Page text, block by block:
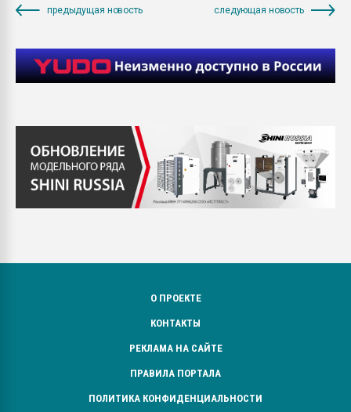
предыдущая новость следующая новость
О ПРОЕКТЕ
КОНТАКТЫ
РЕКЛАМА НА САЙТЕ
ПРАВИЛА ПОРТАЛА
ПОЛИТИКА КОНФИДЕНЦИАЛЬНОСТИ